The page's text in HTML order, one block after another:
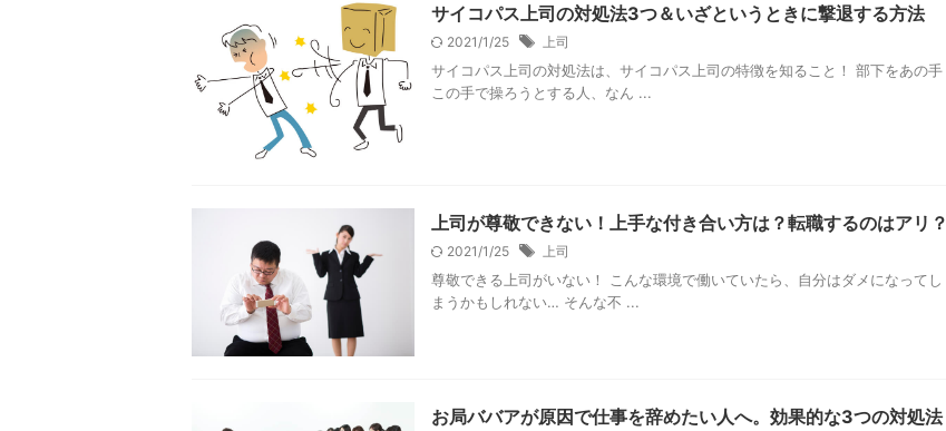
サイコパス上司の対処法3つ＆いざというときに撃退する方法
2021/1/25 上司
サイコパス上司の対処法は、サイコパス上司の特徴を知ること！ 部下をあの手
この手で操ろうとする人、なん ...
上司が尊敬できない！上手な付き合い方は？転職するのはアリ？
2021/1/25 上司
尊敬できる上司がいない！ こんな環境で働いていたら、自分はダメになってし
まうかもしれない… そんな不 ...
お局ババアが原因で仕事を辞めたい人へ。効果的な3つの対処法